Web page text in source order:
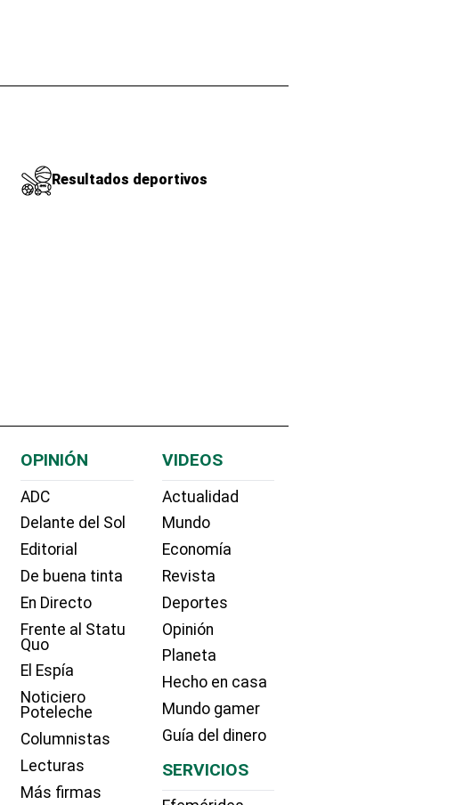
Resultados deportivos
OPINIÓN
ADC
Delante del Sol
Editorial
De buena tinta
En Directo
Frente al Statu
Quo
El Espía
Noticiero
Poteleche
Columnistas
Lecturas
Más firmas
VIDEOS
Actualidad
Mundo
Economía
Revista
Deportes
Opinión
Planeta
Hecho en casa
Mundo gamer
Guía del dinero
SERVICIOS